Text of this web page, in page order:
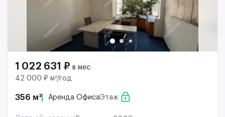
1 022 631 ₽ в мес
42 000 ₽ м²/год
356 м² Аренда ОфисаЭтаж